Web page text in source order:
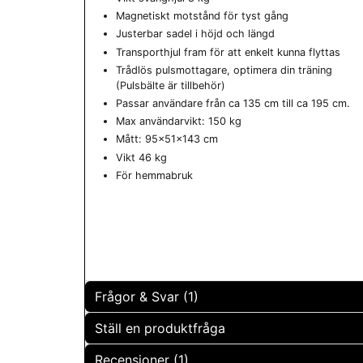
Magnetiskt motstånd för tyst gång
Justerbar sadel i höjd och längd
Transporthjul fram för att enkelt kunna flyttas
Trådlös pulsmottagare, optimera din träning
(Pulsbälte är tillbehör)
Passar användare från ca 135 cm till ca 195 cm.
Max användarvikt: 150 kg
Mått: 95x51x143 cm
Vikt 46 kg
För hemmabruk
Frågor & Svar (1)
Ann-Charlotte Engström frågade
Ställ en produktfråga